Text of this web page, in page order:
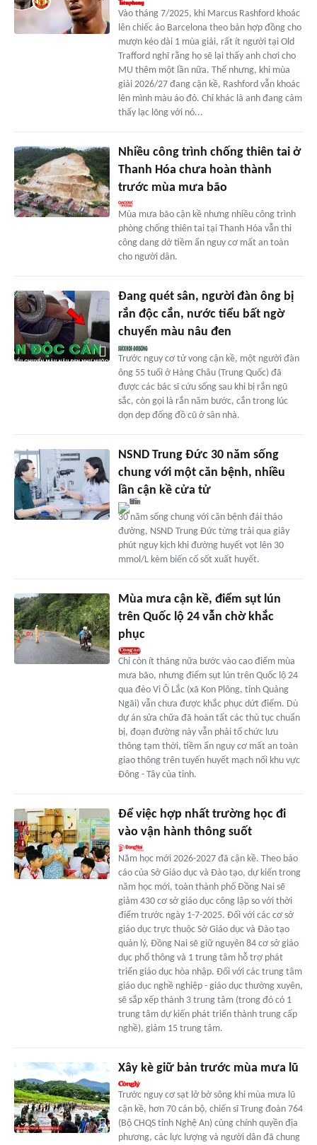
Vào tháng 7/2025, khi Marcus Rashford khoác
lên chiếc áo Barcelona theo bản hợp đồng cho
mượn kéo dài 1 mùa giải, rất ít người tại Old
Trafford nghĩ rằng họ sẽ lại thấy anh chơi cho
MU thêm một lần nữa. Thế nhưng, khi mùa
giải 2026/27 đang cận kề, Rashford vẫn khoác
lên mình màu áo đỏ. Chỉ khác là anh đang cảm
thấy lạc lõng với nó...
Nhiều công trình chống thiên tai ở
Thanh Hóa chưa hoàn thành
trước mùa mưa bão
Mùa mưa bão cận kề nhưng nhiều công trình
phòng chống thiên tai tại Thanh Hóa vẫn thi
công dang dở tiềm ẩn nguy cơ mất an toàn
cho người dân.
Đang quét sân, người đàn ông bị
rắn độc cắn, nước tiểu bất ngờ
chuyển màu nâu đen
Trước nguy cơ tử vong cận kề, một người đàn
ông 55 tuổi ở Hàng Châu (Trung Quốc) đã
được các bác sĩ cứu sống sau khi bị rắn ngũ
sắc, còn gọi là rắn năm bước, cắn trong lúc
dọn dẹp đống đồ cũ ở sân nhà.
NSND Trung Đức 30 năm sống
chung với một căn bệnh, nhiều
lần cận kề cửa tử
30 năm sống chung với căn bệnh đái tháo
đường, NSND Trung Đức từng trải qua giây
phút nguy kịch khi đường huyết vọt lên 30
mmol/L kèm biến cố sốt xuất huyết.
Mùa mưa cận kề, điểm sụt lún
trên Quốc lộ 24 vẫn chờ khắc
phục
Chỉ còn ít tháng nữa bước vào cao điểm mùa
mưa bão, nhưng điểm sụt lún trên Quốc lộ 24
qua đèo Vi Ô Lắc (xã Kon Plông, tỉnh Quảng
Ngãi) vẫn chưa được khắc phục dứt điểm. Dù
dự án sửa chữa đã hoàn tất các thủ tục chuẩn
bị, đoạn đường này vẫn phải tổ chức lưu
thông tạm thời, tiềm ẩn nguy cơ mất an toàn
giao thông trên tuyến huyết mạch nối khu vực
Đông - Tây của tỉnh.
Để việc hợp nhất trường học đi
vào vận hành thông suốt
Năm học mới 2026-2027 đã cận kề. Theo báo
cáo của Sở Giáo dục và Đào tạo, dự kiến trong
năm học mới, toàn thành phố Đồng Nai sẽ
giảm 430 cơ sở giáo dục công lập so với thời
điểm trước ngày 1-7-2025. Đối với các cơ sở
giáo dục trực thuộc Sở Giáo dục và Đào tạo
quản lý, Đồng Nai sẽ giữ nguyên 84 cơ sở giáo
dục phổ thông và 1 trung tâm hỗ trợ phát
triển giáo dục hòa nhập. Đối với các trung tâm
giáo dục nghề nghiệp - giáo dục thường xuyên,
sẽ sắp xếp thành 3 trung tâm (trong đó có 1
trung tâm dự kiến phát triển thành trung cấp
nghề), giảm 15 trung tâm.
Xây kè giữ bản trước mùa mưa lũ
Trước nguy cơ sạt lở bờ sông khi mùa mưa lũ
cận kề, hơn 70 cán bộ, chiến sĩ Trung đoàn 764
(Bộ CHQS tỉnh Nghệ An) cùng chính quyền địa
phương, các lực lượng và người dân đã chung